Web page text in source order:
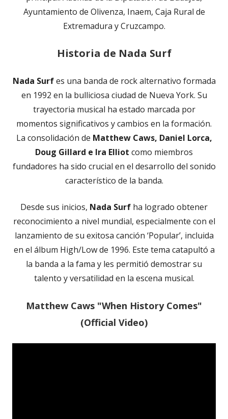
Ayuntamiento de Olivenza, Inaem, Caja Rural de
Extremadura y Cruzcampo.
Historia de Nada Surf
Nada Surfes una banda de rock alternativo formada
en 1992 en la bulliciosa ciudad de Nueva York. Su
trayectoria musical ha estado marcada por
momentos significativos y cambios en la formación.
La consolidación de Matthew Caws, Daniel Lorca,
Doug Gillard e Ira Elliot como miembros
fundadores ha sido crucial en el desarrollo del sonido
característico de la banda.
Desde sus inicios, Nada Surf ha logrado obtener
reconocimiento a nivel mundial, especialmente con el
lanzamiento de su exitosa canción ‘Popular’, incluida
en el álbum High/Low de 1996. Este tema catapultó a
la banda a la fama y les permitió demostrar su
talento y versatilidad en la escena musical.
Matthew Caws "When History Comes"
(Official Video)